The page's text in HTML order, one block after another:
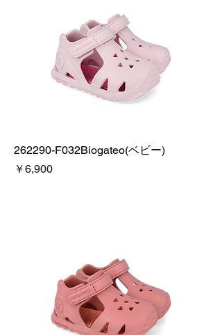
262290-F032Biogateo(ベビー)
価格
￥6,900